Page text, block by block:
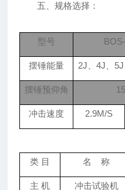
五、规格选择：
型号
摆锤能量 2J、4J、
摆锤预仰角
冲击速度 2.9M/S
类 目 名 称
主 机 冲击试验机